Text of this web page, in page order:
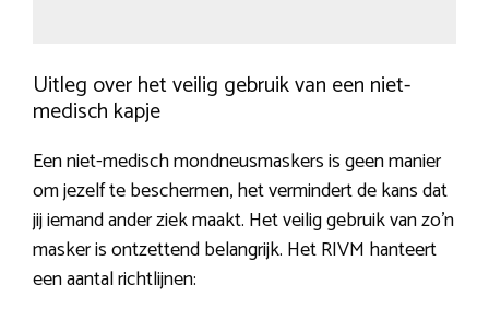
Uitleg over het veilig gebruik van een niet-
medisch kapje
Een niet-medisch mondneusmaskers is geen manier
om jezelf te beschermen, het vermindert de kans dat
jij iemand ander ziek maakt. Het veilig gebruik van zo’n
masker is ontzettend belangrijk. Het RIVM hanteert
een aantal richtlijnen: